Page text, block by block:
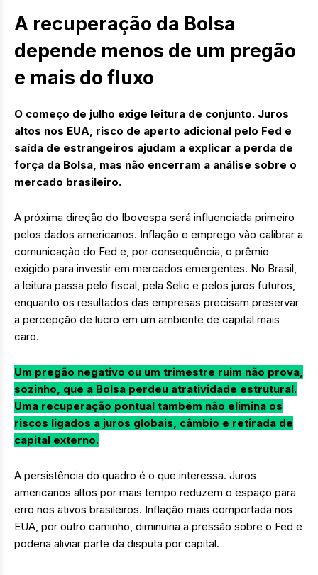
A recuperação da Bolsa
depende menos de um pregão
e mais do fluxo
O começo de julho exige leitura de conjunto. Juros
altos nos EUA, risco de aperto adicional pelo Fed e
saída de estrangeiros ajudam a explicar a perda de
força da Bolsa, mas não encerram a análise sobre o
mercado brasileiro.
A próxima direção do Ibovespa será influenciada primeiro
pelos dados americanos. Inflação e emprego vão calibrar a
comunicação do Fed e, por consequência, o prêmio
exigido para investir em mercados emergentes. No Brasil,
a leitura passa pelo fiscal, pela Selic e pelos juros futuros,
enquanto os resultados das empresas precisam preservar
a percepção de lucro em um ambiente de capital mais
caro.
Um pregão negativo ou um trimestre ruim não prova,
sozinho, que a Bolsa perdeu atratividade estrutural.
Uma recuperação pontual também não elimina os
riscos ligados a juros globais, câmbio e retirada de
capital externo.
A persistência do quadro é o que interessa. Juros
americanos altos por mais tempo reduzem o espaço para
erro nos ativos brasileiros. Inflação mais comportada nos
EUA, por outro caminho, diminuiria a pressão sobre o Fed e
poderia aliviar parte da disputa por capital.